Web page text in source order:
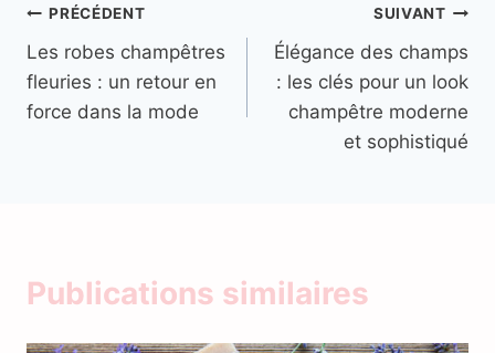
Navigation
de
l’article
PRÉCÉDENT
Les robes champêtres
fleuries : un retour en
force dans la mode
SUIVANT
Élégance des champs
: les clés pour un look
champêtre moderne
et sophistiqué
Publications similaires